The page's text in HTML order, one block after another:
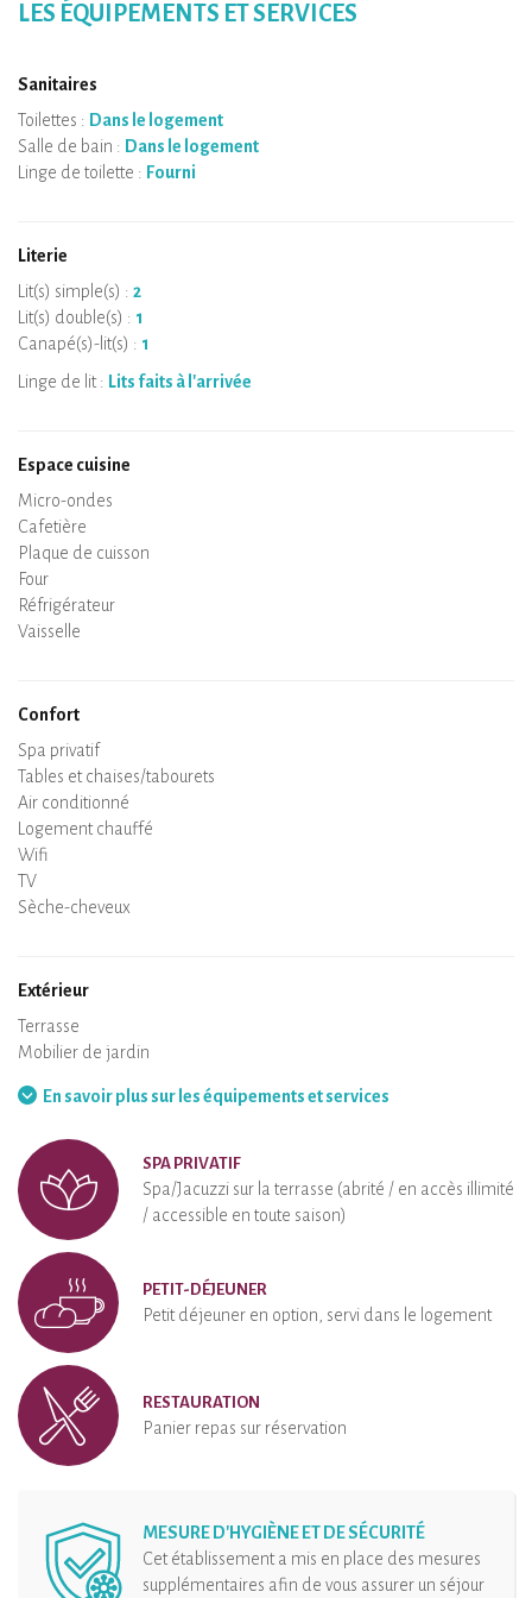
la table de ping-pong éclairés complètent l’expérience et
ensemble.
LES ÉQUIPEMENTS ET SERVICES
Sanitaires
Toilettes : Dans le logement
Salle de bain : Dans le logement
Linge de toilette : Fourni
Literie
Lit(s) simple(s) : 2
Lit(s) double(s) : 1
Canapé(s)-lit(s) : 1
Linge de lit : Lits faits à l'arrivée
Espace cuisine
Micro-ondes
Cafetière
Bouilloire
Plaque de cuisson
Four
Réfrigérateur
Vaisselle
Confort
Spa privatif
Sauna privatif
Tables et chaises/tabourets
Air conditionné
Logement chauffé
Poêle à bois
Cheminée
Wifi
TV
Sèche-cheveux
Extérieur
Terrasse
Mobilier de jardin
En savoir plus sur les équipements et services
SPA PRIVATIF
Spa/Jacuzzi sur la terrasse (abrité / en accès illimité
/ accessible en toute saison)
PETIT-DÉJEUNER
Petit déjeuner en option, servi dans le logement
RESTAURATION
Panier repas sur réservation
MESURE D'HYGIÈNE ET DE SÉCURITÉ
Cet établissement a mis en place des mesures
supplémentaires afin de vous assurer un séjour